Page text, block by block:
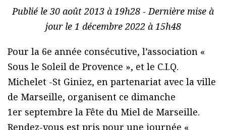
Publié le 30 août 2013 à 19h28 - Dernière mise à
jour le 1 décembre 2022 à 15h48
Pour la 6e année consécutive, l’association «
Sous le Soleil de Provence », et le C.I.Q.
Michelet -St Giniez, en partenariat avec la ville
de Marseille, organisent ce dimanche
1er septembre la Fête du Miel de Marseille.
Rendez-vous est pris pour une journée «